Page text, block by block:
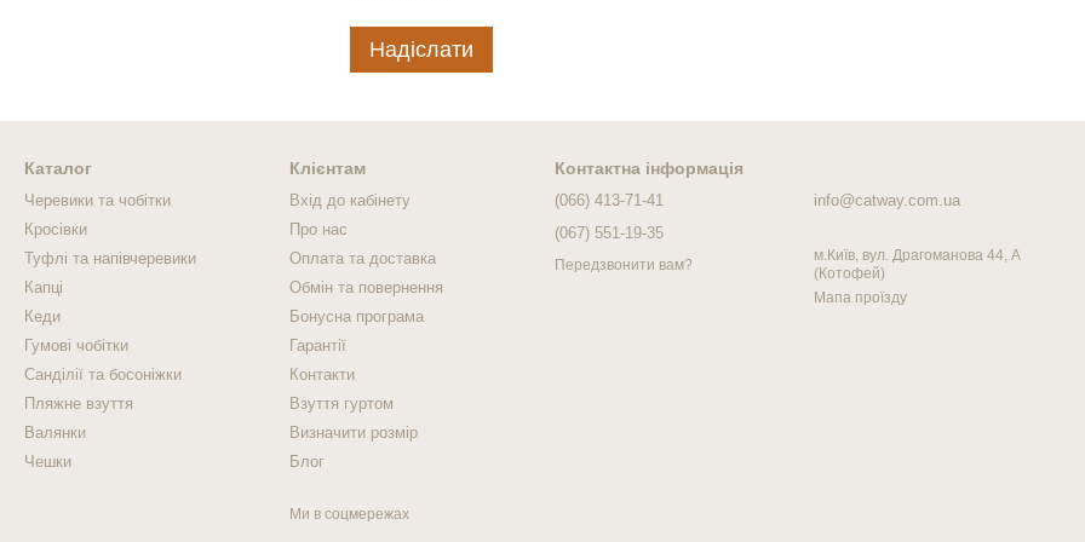
Надіслати
Каталог
Черевики та чобітки
Кросівки
Туфлі та напівчеревики
Капці
Кеди
Гумові чобітки
Санділії та босоніжки
Пляжне взуття
Валянки
Чешки
Клієнтам
Вхід до кабінету
Про нас
Оплата та доставка
Обмін та повернення
Бонусна програма
Гарантії
Контакти
Взуття гуртом
Визначити розмір
Блог
Ми в соцмережах
Контактна інформація
(066) 413-71-41
(067) 551-19-35
Передзвонити вам?
info@catway.com.ua
м.Київ, вул. Драгоманова 44, А
(Котофей)
Мапа проїзду